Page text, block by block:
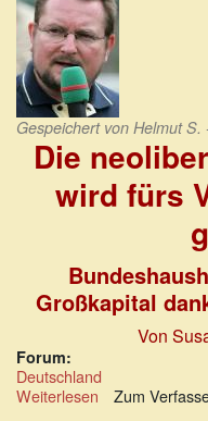
Gespeichert von Helmut S.
Die
wird fürs
Großkapital
Von
Forum:
Deutschland
Weiterlesen über
Zum